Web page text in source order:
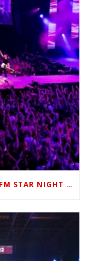
DÉCOUVREZ L’AFTERMOVIE DE ONE FM STAR NIGHT 2022 !